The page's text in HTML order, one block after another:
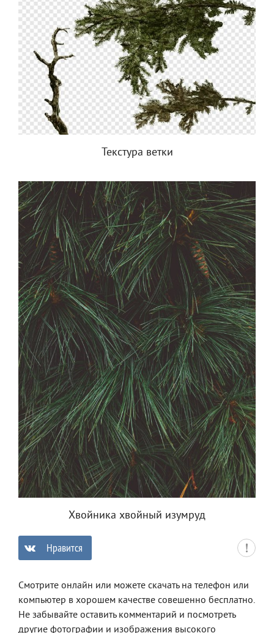
Текстура ветки
Хвойника хвойный изумруд
Нравится
Смотрите онлайн или можете скачать на телефон или
компьютер в хорошем качестве совешенно бесплатно.
Не забывайте оставить комментарий и посмотреть
другие фотографии и изображения высокого